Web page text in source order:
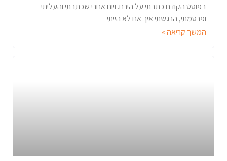
בפוסט הקודם כתבתי על הירח. ויום אחרי שכתבתי והעליתי
ופרסמתי, הרגשתי איך אם לא הייתי
המשך קריאה »